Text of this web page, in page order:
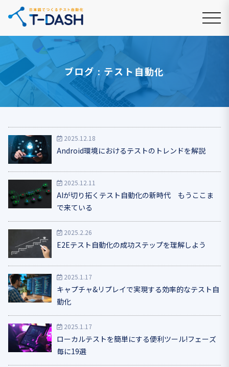
ブログ : テスト自動化
2025.12.18
Android環境におけるテストのトレンドを解説
2025.12.11
AIが切り拓くテスト自動化の新時代 もうここま
で来ている
2025.2.26
E2Eテスト自動化の成功ステップを理解しよう
2025.1.17
キャプチャ&リプレイで実現する効率的なテスト自
動化
2025.1.17
ローカルテストを簡単にする便利ツール!フェーズ
毎に19選